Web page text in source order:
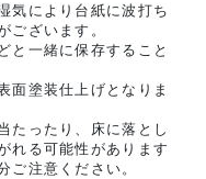
気により台紙に波打ち
ございます。
と一緒に保存すること
面塗装仕上げとなりま
たったり、床に落とし
れる可能性があります
ご注意ください。